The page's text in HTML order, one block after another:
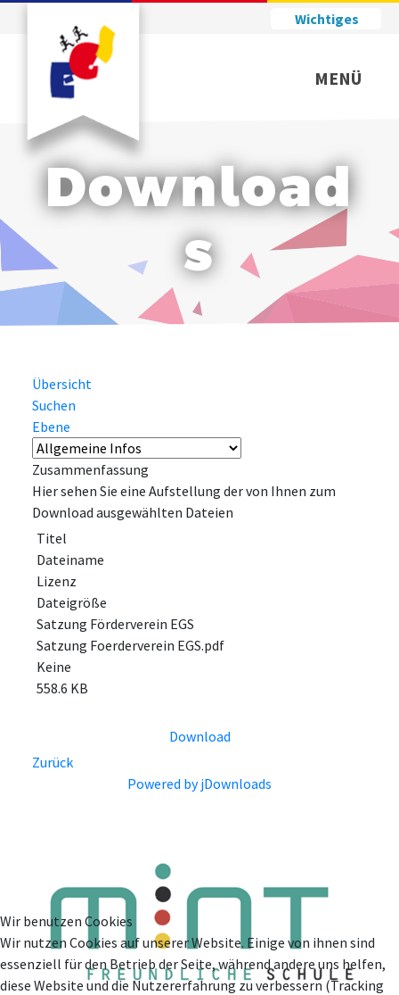
Wichtiges
MENÜ
Download
s
Übersicht
Suchen
Ebene
Zusammenfassung
Hier sehen Sie eine Aufstellung der von Ihnen zum
Download ausgewählten Dateien
Titel
Dateiname
Lizenz
Dateigröße
Satzung Förderverein EGS
Satzung Foerderverein EGS.pdf
Keine
558.6 KB
Download
Zurück
Powered by jDownloads
Wir benutzen Cookies
Wir nutzen Cookies auf unserer Website. Einige von ihnen sind
essenziell für den Betrieb der Seite, während andere uns helfen,
diese Website und die Nutzererfahrung zu verbessern (Tracking